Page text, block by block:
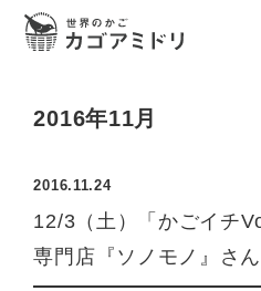
2016年11月
2016.11.24
12/3（土）「かごイチ
専門店『ソノモノ』さ